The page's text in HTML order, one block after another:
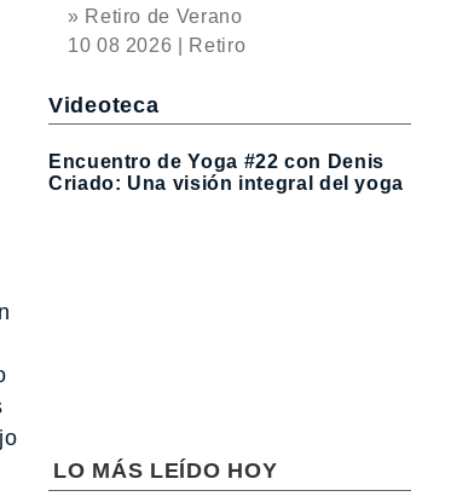
» Retiro de Verano
10 08 2026 | Retiro
Videoteca
Encuentro de Yoga #22 con Denis
Criado: Una visión integral del yoga
LO MÁS LEÍDO HOY